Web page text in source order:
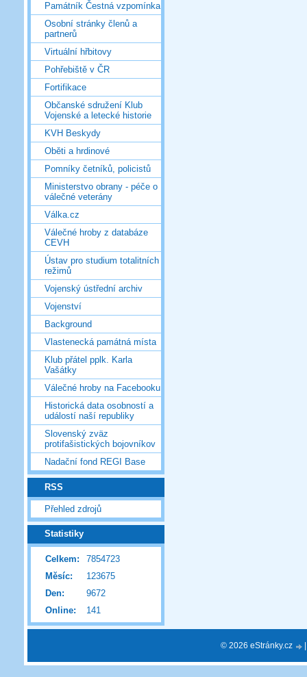
Památník Čestná vzpomínka
Osobní stránky členů a
partnerů
Virtuální hřbitovy
Pohřebiště v ČR
Fortifikace
Občanské sdružení Klub
Vojenské a letecké historie
KVH Beskydy
Oběti a hrdinové
Pomníky četníků, policistů
Ministerstvo obrany - péče o
válečné veterány
Válka.cz
Válečné hroby z databáze
CEVH
Ústav pro studium totalitních
režimů
Vojenský ústřední archiv
Vojenství
Background
Vlastenecká památná místa
Klub přátel pplk. Karla
Vašátky
Válečné hroby na Facebooku
Historická data osobností a
událostí naší republiky
Slovenský zväz
protifašistických bojovníkov
Nadační fond REGI Base
RSS
Přehled zdrojů
Statistiky
Online: 141
Celkem:
7854723
Měsíc:
123675
Den:
9672
© 2026 eStránky.cz